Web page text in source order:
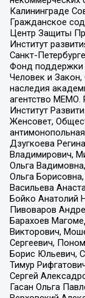
Калининграде
Гражданское
Центр Защиты
Институт
Санкт-
Фонд поддержки
Человек и
наследия
агентство МЕМО.
Институт
Женсовет,
Дзугкоева
Владимирович,
Ольга
Ольга
Васильева
Бойко Анатолий
Пивоваров
Барахоев
Викторович,
Сергеевич,
Борис Юльевич,
Тимур
Сергей
Гасан Ольга